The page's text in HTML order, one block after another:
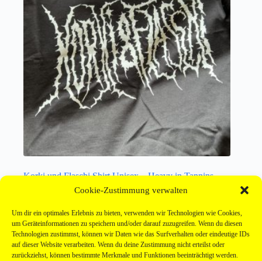
Cookie-Zustimmung verwalten
Um dir ein optimales Erlebnis zu bieten, verwenden wir Technologien wie Cookies,
um Geräteinformationen zu speichern und/oder darauf zuzugreifen. Wenn du diesen
Technologien zustimmst, können wir Daten wie das Surfverhalten oder eindeutige IDs
auf dieser Website verarbeiten. Wenn du deine Zustimmung nicht erteilst oder
zurückziehst, können bestimmte Merkmale und Funktionen beeinträchtigt werden.
Produktseite
gewählt
werden
Korki und Flaschi Shirt Unisex – Heavy in Tannins
Kleidung
Ausführung wählen
Dieses
Produkt
weist